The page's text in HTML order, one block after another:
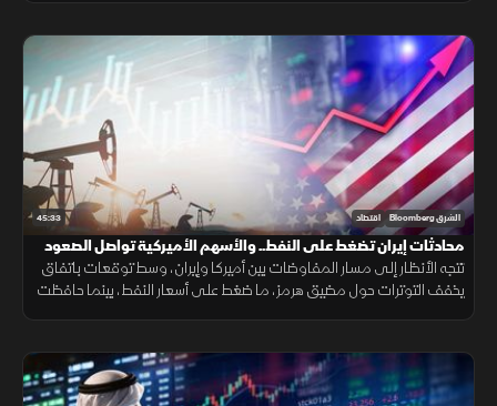
45:33 الشرق Bloomberg اقتصاد
محادثات إيران تضغط على النفط.. والأسهم الأميركية تواصل الصعود
تتجه الأنظار إلى مسار المفاوضات بين أميركا وإيران، وسط توقعات باتفاق
يخفف التوترات حول مضيق هرمز، ما ضغط على أسعار النفط، بينما حافظت